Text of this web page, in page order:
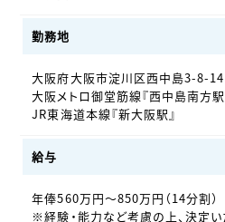
勤務地
大阪府大阪市淀川区西中島3-8-
大阪メトロ御堂筋線『西中島南方駅
JR東海道本線『新大阪駅』
給与
年俸560万円～850万円（14分割）
※経験・能力など考慮の上、決定い